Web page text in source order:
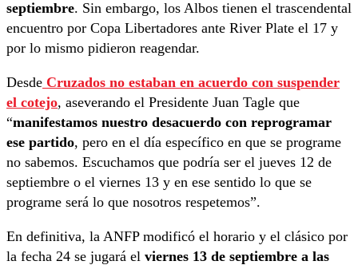
septiembre. Sin embargo, los Albos tienen el trascendental
encuentro por Copa Libertadores ante River Plate el 17 y
por lo mismo pidieron reagendar.
Desde Cruzados no estaban en acuerdo con suspender
el cotejo, aseverando el Presidente Juan Tagle que
“manifestamos nuestro desacuerdo con reprogramar
ese partido, pero en el día específico en que se programe
no sabemos. Escuchamos que podría ser el jueves 12 de
septiembre o el viernes 13 y en ese sentido lo que se
programe será lo que nosotros respetemos”.
En definitiva, la ANFP modificó el horario y el clásico por
la fecha 24 se jugará el viernes 13 de septiembre a las